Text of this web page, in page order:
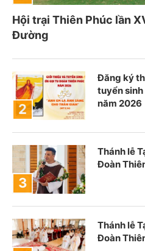
Hội trại Thiên Phúc lần
Đường
Đăng ký
tuyển sinh
năm 2026
Thánh lễ
Đoàn
Thánh lễ
Đoàn